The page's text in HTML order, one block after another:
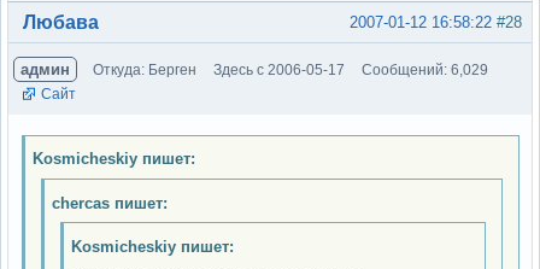
Вне форума #28
2007-01-12 16:58:22
Любава
админ Откуда: Берген Здесь с 2006-05-17
Сообщений: 6,029
Сайт
Kosmicheskiy пишет:
chercas пишет:
Kosmicheskiy пишет: